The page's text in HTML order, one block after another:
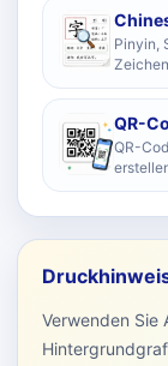
Pinyin,
QR-
QR-
Verwenden Sie